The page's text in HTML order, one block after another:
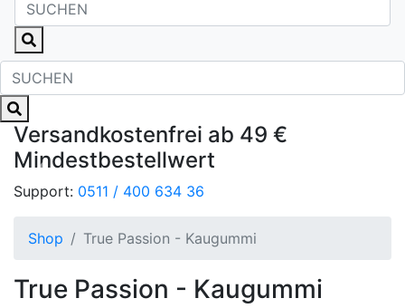
Versandkostenfrei ab 49 €
Mindestbestellwert
Support: 0511 / 400 634 36
Shop True Passion - Kaugummi
True Passion - Kaugummi